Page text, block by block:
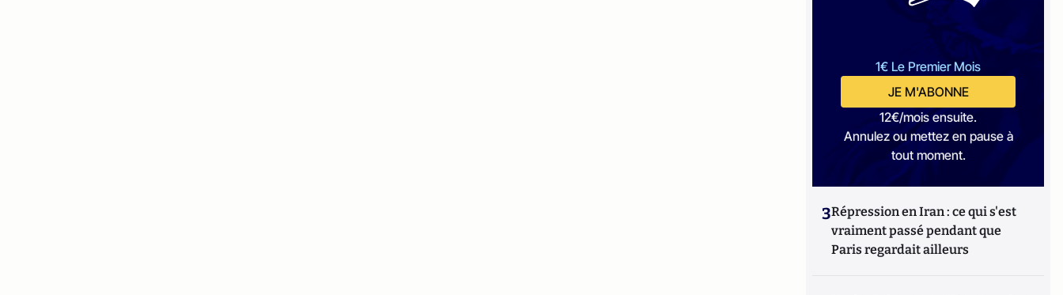
1€ Le Premier Mois
JE M'ABONNE
12€/mois ensuite.
Annulez ou mettez en pause à
tout moment.
3Répression en Iran : ce qui s'est
vraiment passé pendant que
Paris regardait ailleurs